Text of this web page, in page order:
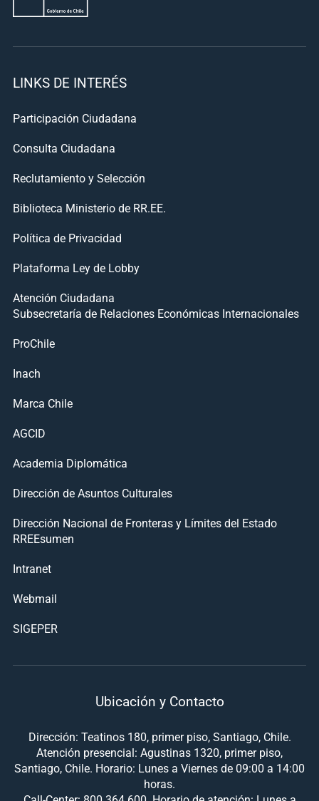
LINKS DE INTERÉS
Participación Ciudadana
Consulta Ciudadana
Reclutamiento y Selección
Biblioteca Ministerio de RR.EE.
Política de Privacidad
Plataforma Ley de Lobby
Atención Ciudadana
Subsecretaría de Relaciones Económicas Internacionales
ProChile
Inach
Marca Chile
AGCID
Academia Diplomática
Dirección de Asuntos Culturales
Dirección Nacional de Fronteras y Límites del Estado
RREEsumen
Intranet
Webmail
SIGEPER
Ubicación y Contacto
Dirección: Teatinos 180, primer piso, Santiago, Chile.
Atención presencial: Agustinas 1320, primer piso,
Santiago, Chile. Horario: Lunes a Viernes de 09:00 a 14:00
horas.